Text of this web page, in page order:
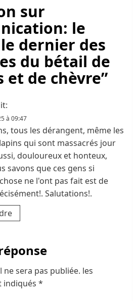
sur
le
dernier des
du bétail de
et de chèvre”
à 09:47
tous les dérangent, même les
qui sont massacrés jour
douloureux et honteux,
savons que ces gens si
ne l'ont pas fait est de
Salutations!.
sera pas publiée. les
indiqués *